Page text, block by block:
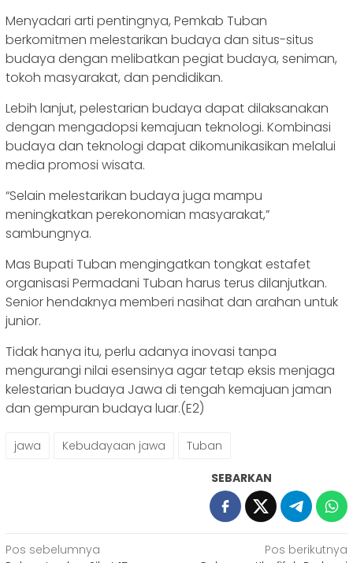
Menyadari arti pentingnya, Pemkab Tuban
berkomitmen melestarikan budaya dan situs-situs
budaya dengan melibatkan pegiat budaya, seniman,
tokoh masyarakat, dan pendidikan.
Lebih lanjut, pelestarian budaya dapat dilaksanakan
dengan mengadopsi kemajuan teknologi. Kombinasi
budaya dan teknologi dapat dikomunikasikan melalui
media promosi wisata.
“Selain melestarikan budaya juga mampu
meningkatkan perekonomian masyarakat,”
sambungnya.
Mas Bupati Tuban mengingatkan tongkat estafet
organisasi Permadani Tuban harus terus dilanjutkan.
Senior hendaknya memberi nasihat dan arahan untuk
junior.
Tidak hanya itu, perlu adanya inovasi tanpa
mengurangi nilai esensinya agar tetap eksis menjaga
kelestarian budaya Jawa di tengah kemajuan jaman
dan gempuran budaya luar.(E2)
jawa Kebudayaan jawa Tuban
SEBARKAN
Navigasi
Pos sebelumnya
Pos berikutnya